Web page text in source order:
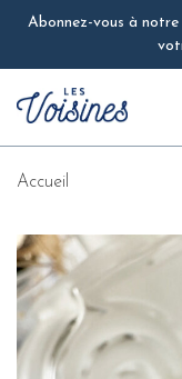
Abonnez-vous à
Accueil